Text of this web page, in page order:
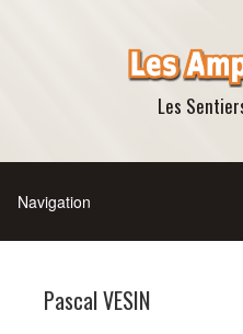
Les
Pascal VESIN